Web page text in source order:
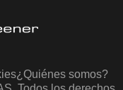
¿Quiénes somos?